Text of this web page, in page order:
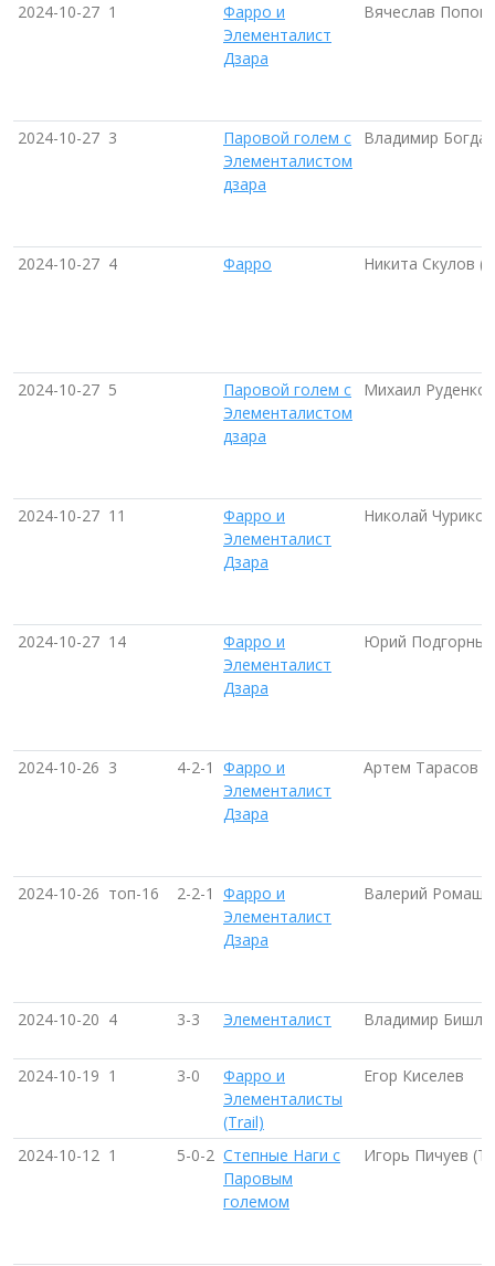
2024-10-27 1
Фарро и
Элементалист
Дзара
Вячеслав Попов
2024-10-27 3
Паровой голем с
Элементалистом
дзара
Владимир
2024-10-27 4 Фарро Никита Скулов
2024-10-27 5
Паровой голем с
Элементалистом
дзара
Михаил Руденко
2024-10-27 11
Фарро и
Элементалист
Дзара
Николай
2024-10-27 14
Фарро и
Элементалист
Дзара
Юрий
2024-10-26 3 4-2-1 Фарро и
Элементалист
Дзара
Артем Тарасов
2024-10-26 топ-16 2-2-1 Фарро и
Элементалист
Дзара
Валерий
2024-10-20 4 3-3 Элементалист Владимир
2024-10-19 1 3-0
Фарро и
Элементалисты
(Trail)
Егор Киселев
2024-10-12 1 5-0-2 Степные Наги с
Паровым
големом
Игорь Пичуев